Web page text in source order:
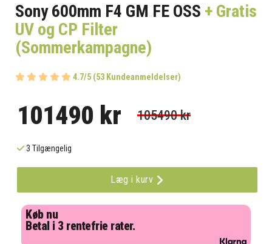
Sony 600mm F4 GM FE OSS + Gratis
UV og CP Filter
(Sommerkampagne)
4.7/5 (53 Kundeanmeldelser)
101490 kr 105490 kr
3 Tilgængelig
Læg i kurv
Køb nu
Betal i 3 rentefrie rater.